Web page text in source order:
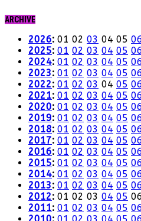
ARCHIVE
2026: 01 02 03 04 05
2025: 01 02 03 04 05
2024: 01 02 03 04 05
2023: 01 02 03 04 05
2022: 01 02 03 04 05
2021: 01 02 03 04 05
2020: 01 02 03 04 05
2019: 01 02 03 04 05
2018: 01 02 03 04 05
2017: 01 02 03 04 05
2016: 01 02 03 04 05
2015: 01 02 03 04 05
2014: 01 02 03 04 05
2013: 01 02 03 04 05
2012: 01 02 03 04 05
2011: 01 02 03 04 05